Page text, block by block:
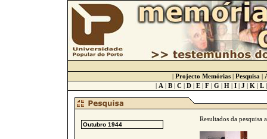
| Projecto Memórias | Pesquisa |
| A | B | C | D | E | F | G | H | I | J | K | L
Resultados da pesquisa